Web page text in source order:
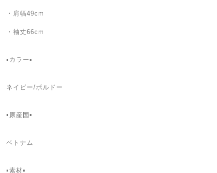
・肩幅49cm
・袖丈66cm
▪カラー▪
ネイビー/ボルドー
▪️原産国▪
ベトナム
▪️素材▪